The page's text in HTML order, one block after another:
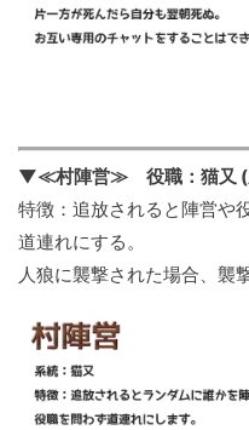
▼≪村陣営≫ 役職：猫又 (
特徴：追放されると陣営や
道連れにする。
人狼に襲撃された場合、襲